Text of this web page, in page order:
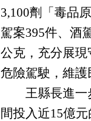
3,100劑「毒品
駕案395件、酒
公克 ，充分展
危險駕駛，維護
王縣長進一步
間投入近15億